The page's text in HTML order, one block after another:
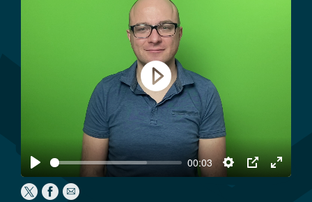
Play
00:03
Settings
PIP
Enter
Play